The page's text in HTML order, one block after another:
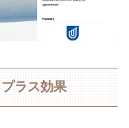
ラス効果